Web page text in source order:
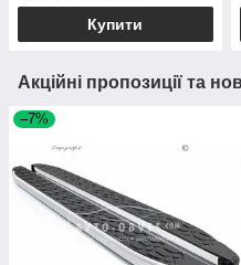
Купити
Акційні пропозиції та
–7%